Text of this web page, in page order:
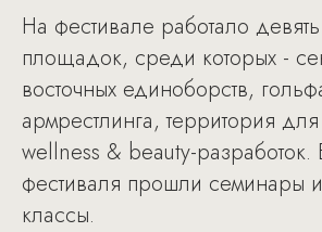
На фестивале работало
площадок, среди которых -
восточных единоборств,
армрестлинга, территория
wellness & beauty-разработок.
фестиваля прошли семинары
классы.